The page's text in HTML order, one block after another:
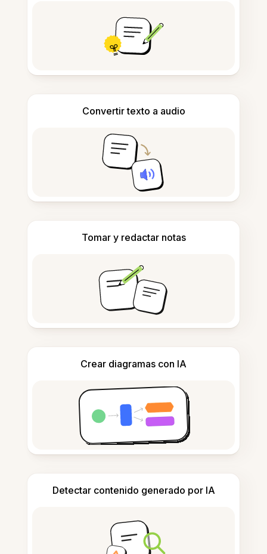
Convertir texto a audio
Tomar y redactar notas
Crear diagramas con IA
Detectar contenido generado por IA